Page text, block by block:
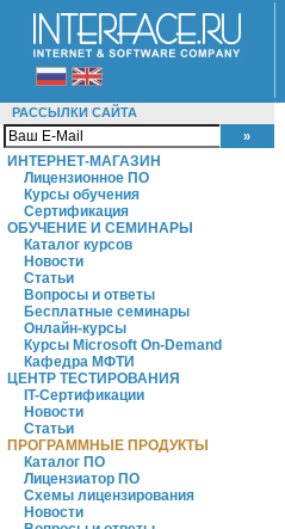
РАССЫЛКИ САЙТА
ИНТЕРНЕТ-МАГАЗИН
Лицензионное ПО
Курсы обучения
Сертификация
ОБУЧЕНИЕ И СЕМИНАРЫ
Каталог курсов
Новости
Статьи
Вопросы и ответы
Бесплатные семинары
Онлайн-курсы
Курсы Microsoft On-Demand
Кафедра МФТИ
ЦЕНТР ТЕСТИРОВАНИЯ
IT-Сертификации
Новости
Статьи
ПРОГРАММНЫЕ ПРОДУКТЫ
Каталог ПО
Лицензиатор ПО
Схемы лицензирования
Новости